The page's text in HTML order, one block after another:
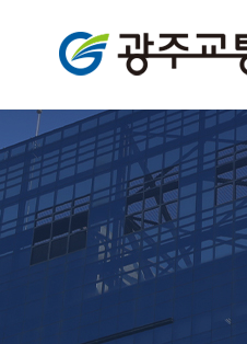
광주교통공사